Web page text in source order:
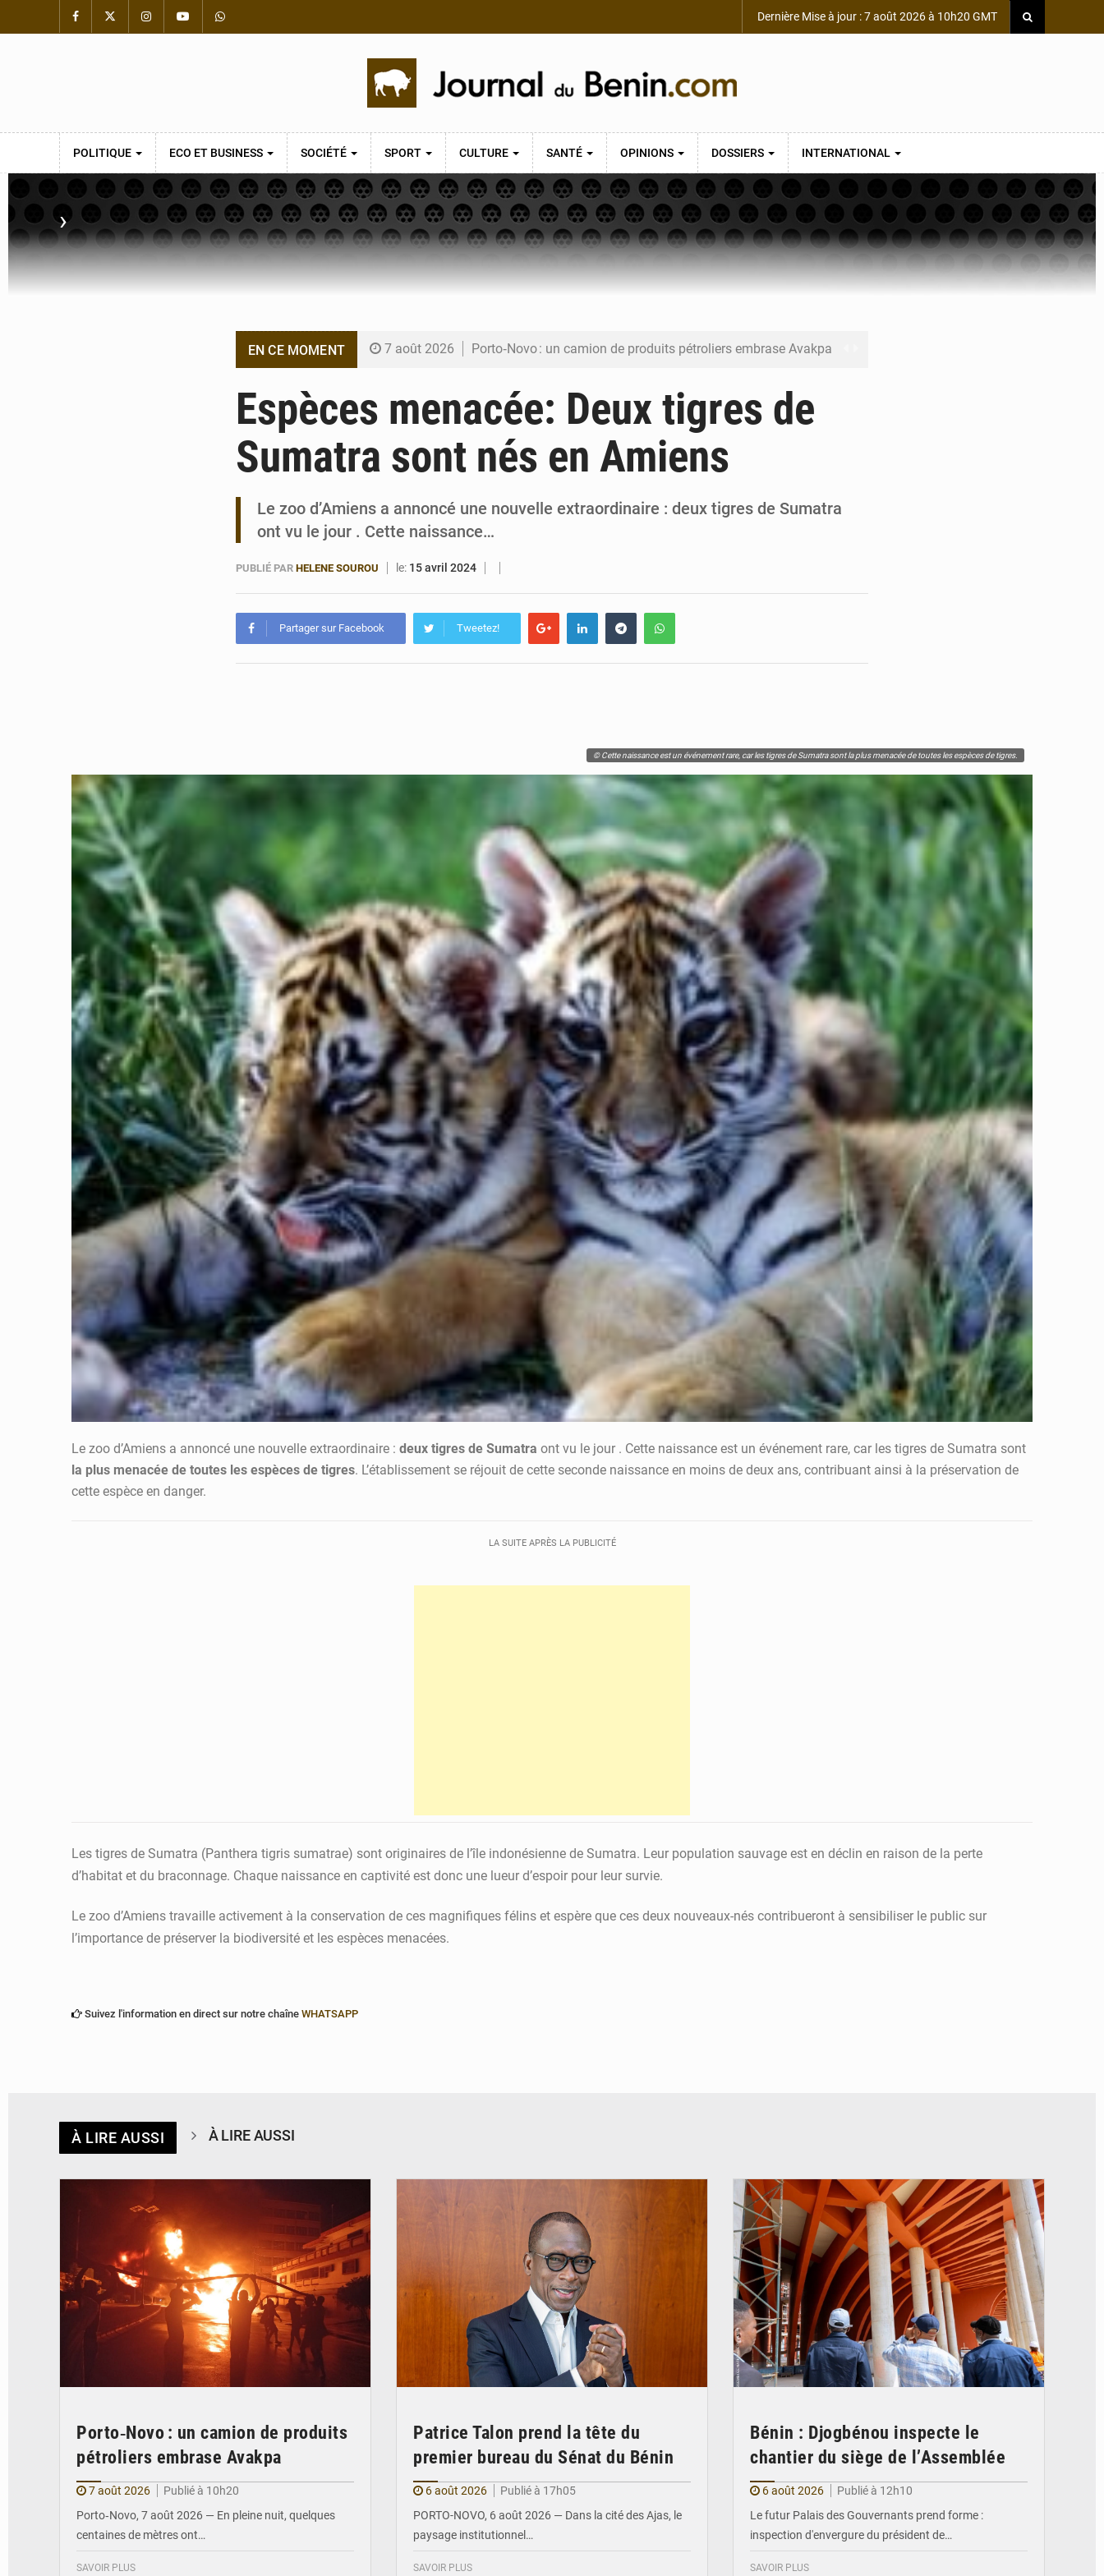
Dernière Mise à jour : 7 août 2026 à 10h20 GMT
POLITIQUE ECO ET BUSINESS SOCIÉTÉ SPORT CULTURE SANTÉ OPINIONS DOSSIERS INTERNATIONAL
›
EN CE MOMENT 7 août 2026 Porto‑Novo : un camion de produits pétroliers embrase Avakpa
6 août 2026 Bénin : Djogbénou inspecte le chantier du siège de l’Assemblée
6 août 2026 Bénin et Canada scellent un partenariat inédit
Espèces menacée: Deux tigres de
Sumatra sont nés en Amiens
Le zoo d’Amiens a annoncé une nouvelle extraordinaire : deux tigres de Sumatra
ont vu le jour . Cette naissance…
PUBLIÉ PAR HELENE SOUROU le: 15 avril 2024
Partager sur Facebook Tweetez!
© Cette naissance est un événement rare, car les tigres de Sumatra sont la plus menacée de toutes les espèces de tigres.
Le zoo d’Amiens a annoncé une nouvelle extraordinaire : deux tigres de Sumatra ont vu le jour . Cette naissance est un événement rare, car les tigres de Sumatra sont
la plus menacée de toutes les espèces de tigres. L’établissement se réjouit de cette seconde naissance en moins de deux ans, contribuant ainsi à la préservation de
cette espèce en danger.
LA SUITE APRÈS LA PUBLICITÉ
Les tigres de Sumatra (Panthera tigris sumatrae) sont originaires de l’île indonésienne de Sumatra. Leur population sauvage est en déclin en raison de la perte
d’habitat et du braconnage. Chaque naissance en captivité est donc une lueur d’espoir pour leur survie.
Le zoo d’Amiens travaille activement à la conservation de ces magnifiques félins et espère que ces deux nouveaux-nés contribueront à sensibiliser le public sur
l’importance de préserver la biodiversité et les espèces menacées.
Suivez l'information en direct sur notre chaîne WHATSAPP
À LIRE AUSSI À LIRE AUSSI
Porto‑Novo : un camion de produits
pétroliers embrase Avakpa
7 août 2026
Publié à 10h20
Porto‑Novo, 7 août 2026 — En pleine nuit, quelques
centaines de mètres ont…
SAVOIR PLUS
Patrice Talon prend la tête du
premier bureau du Sénat du Bénin
6 août 2026
Publié à 17h05
PORTO-NOVO, 6 août 2026 — Dans la cité des Ajas, le
paysage institutionnel…
SAVOIR PLUS
Bénin : Djogbénou inspecte le
chantier du siège de l’Assemblée
6 août 2026
Publié à 12h10
Le futur Palais des Gouvernants prend forme :
inspection d'envergure du président de…
SAVOIR PLUS